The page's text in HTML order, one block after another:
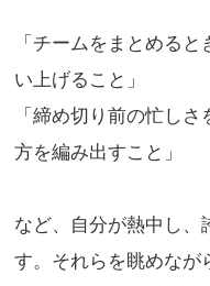
「チームをまとめる
い上げること」
「締め切り前の忙し
方を編み出すこと」
など、自分が熱中し、
す。それらを眺めなが